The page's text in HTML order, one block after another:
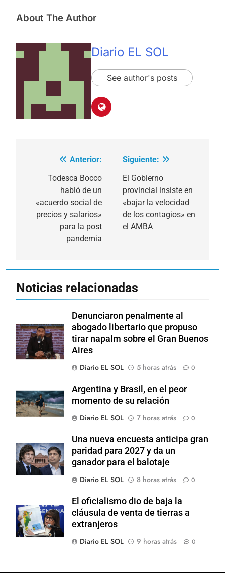
About The Author
Diario EL SOL
See author's posts
Navegación
entradas
Anterior:
Todesca Bocco
habló de un
«acuerdo social de
precios y salarios»
para la post
pandemia
Siguiente:
El Gobierno
provincial insiste en
«bajar la velocidad
de los contagios» en
el AMBA
Noticias relacionadas
Denunciaron penalmente al
abogado libertario que propuso
tirar napalm sobre el Gran Buenos
Aires
Diario EL SOL
5 horas atrás 0
Argentina y Brasil, en el peor
momento de su relación
Diario EL SOL
7 horas atrás 0
Una nueva encuesta anticipa gran
paridad para 2027 y da un
ganador para el balotaje
Diario EL SOL
8 horas atrás 0
El oficialismo dio de baja la
cláusula de venta de tierras a
extranjeros
Diario EL SOL
9 horas atrás 0